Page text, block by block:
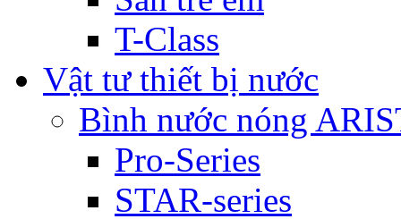
T-Class
Vật tư thiết bị nước
Bình nước nóng
Pro-Series
STAR-series